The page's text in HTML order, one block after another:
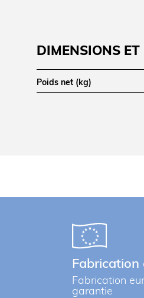
DIMENSIONS ET
Poids net (kg)
par paire
Fabrication
Fabrication
garantie